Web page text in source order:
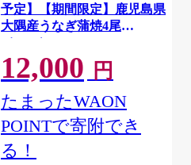
予定】【期間限定】鹿児島県
大隅産うなぎ蒲焼4尾
（400g）
12,000 円
たまったWAON
POINTで寄附でき
る！